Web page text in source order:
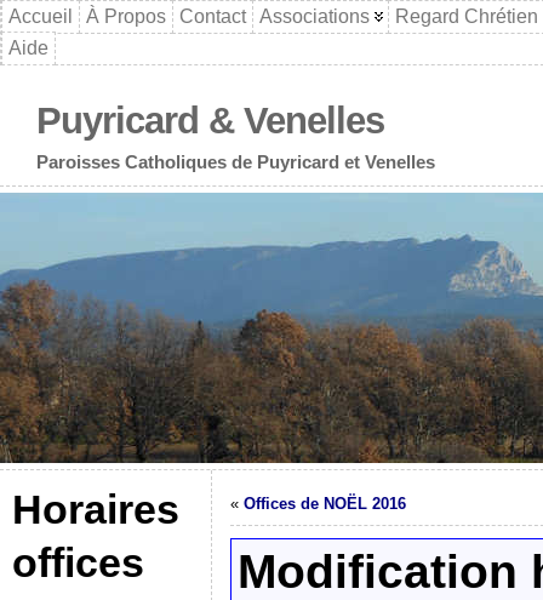
Accueil À Propos Contact Associations
Regard Chrétien
Aide
Puyricard & Venelles
Paroisses Catholiques de Puyricard et Venelles
Horaires
offices
« Offices de NOËL 2016
Modification